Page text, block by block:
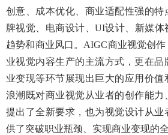
创意、成本优化、商业适配性强的特
牌视觉、电商设计、UI设计、新媒体
趋势和商业风口。AIGC商业视觉创
业视觉内容生产的主流方式，更在
业变现等环节展现出巨大的应用价
浪潮既对商业视觉从业者的创作能力
提出了全新要求，也为视觉设计从业
供了突破职业瓶颈、实现商业变现的全